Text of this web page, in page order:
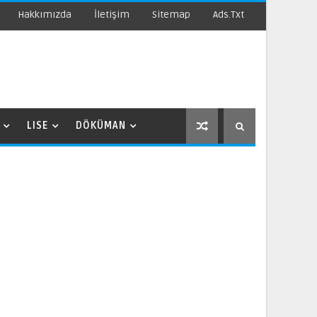
Hakkımızda İletişim Sitemap Ads.txt
LISE DÖKÜMAN